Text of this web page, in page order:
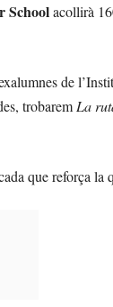
Schoolacollirà
de
trobaremLa
que reforça la